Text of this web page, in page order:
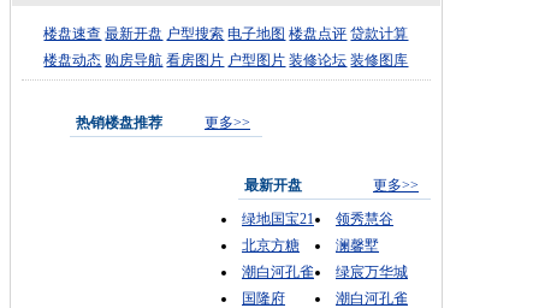
楼盘速查 最新开盘 户型搜索 电子地图 楼盘点评 贷款计算
楼盘动态 购房导航 看房图片 户型图片 装修论坛 装修图库
热销楼盘推荐 更多>>
最新开盘
更多>>
绿地国宝21
领秀慧谷
北京方糖
澜馨墅
潮白河孔雀
绿宸万华城
国隆府
潮白河孔雀